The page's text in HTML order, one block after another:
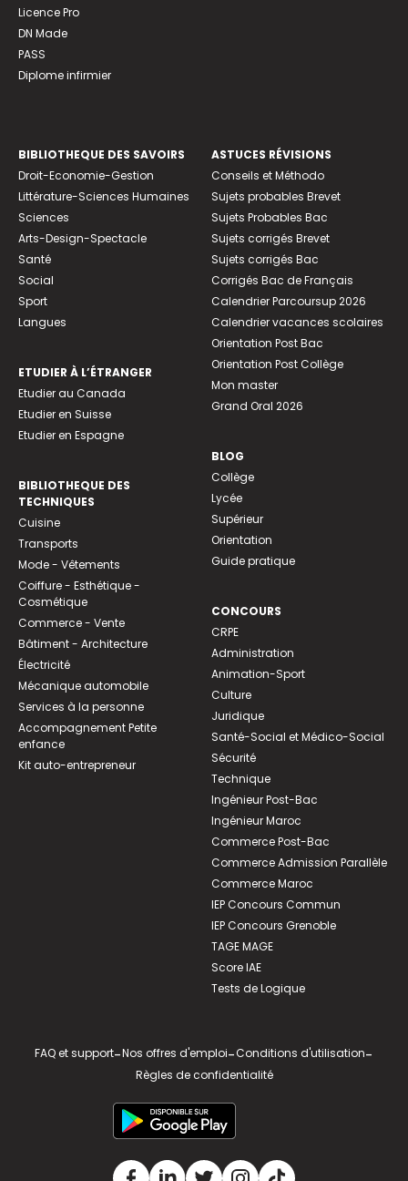
Licence Pro
DN Made
PASS
Diplome infirmier
BIBLIOTHEQUE DES SAVOIRS
Droit-Economie-Gestion
Littérature-Sciences Humaines
Sciences
Arts-Design-Spectacle
Santé
Social
Sport
Langues
ETUDIER À L’ÉTRANGER
Etudier au Canada
Etudier en Suisse
Etudier en Espagne
BIBLIOTHEQUE DES
TECHNIQUES
Cuisine
Transports
Mode - Vêtements
Coiffure - Esthétique -
Cosmétique
Commerce - Vente
Bâtiment - Architecture
Électricité
Mécanique automobile
Services à la personne
Accompagnement Petite
enfance
Kit auto-entrepreneur
ASTUCES RÉVISIONS
Conseils et Méthodo
Sujets probables Brevet
Sujets Probables Bac
Sujets corrigés Brevet
Sujets corrigés Bac
Corrigés Bac de Français
Calendrier Parcoursup 2026
Calendrier vacances scolaires
Orientation Post Bac
Orientation Post Collège
Mon master
Grand Oral 2026
BLOG
Collège
Lycée
Supérieur
Orientation
Guide pratique
CONCOURS
CRPE
Administration
Animation-Sport
Culture
Juridique
Santé-Social et Médico-Social
Sécurité
Technique
Ingénieur Post-Bac
Ingénieur Maroc
Commerce Post-Bac
Commerce Admission Parallèle
Commerce Maroc
IEP Concours Commun
IEP Concours Grenoble
TAGE MAGE
Score IAE
Tests de Logique
FAQ et support-Nos offres d'emploi-Conditions d'utilisation-
Règles de confidentialité